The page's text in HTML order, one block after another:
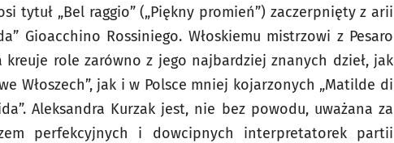
tytuł „Bel raggio” („Piękny promień”) zaczerpnięty z arii
Gioacchino Rossiniego. Włoskiemu mistrzowi z Pesaro
role zarówno z jego najbardziej znanych dzieł, jak
we Włoszech”, jak i w Polsce mniej kojarzonych „Matilde di
Aleksandra Kurzak jest, nie bez powodu, uważana za
perfekcyjnych i dowcipnych interpretatorek partii